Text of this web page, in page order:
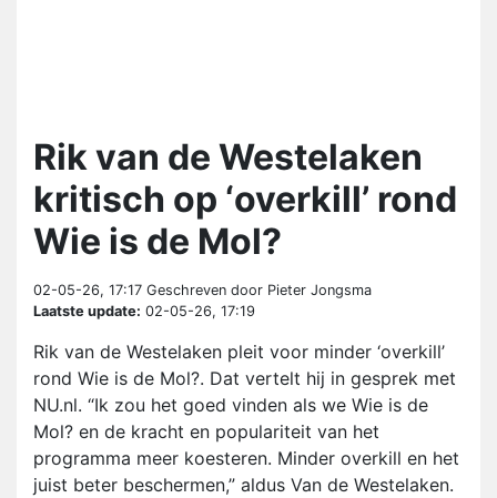
Rik van de Westelaken
kritisch op ‘overkill’ rond
Wie is de Mol?
02-05-26, 17:17 Geschreven door Pieter Jongsma
Laatste update: 02-05-26, 17:19
Rik van de Westelaken pleit voor minder ‘overkill’
rond Wie is de Mol?. Dat vertelt hij in gesprek met
NU.nl. “Ik zou het goed vinden als we Wie is de
Mol? en de kracht en populariteit van het
programma meer koesteren. Minder overkill en het
juist beter beschermen,” aldus Van de Westelaken.